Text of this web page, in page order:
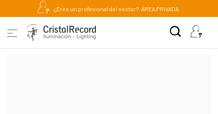
¿Eres un profesional del sector? ÁREA PRIVADA